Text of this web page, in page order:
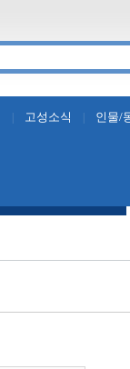
고성소식 인물/